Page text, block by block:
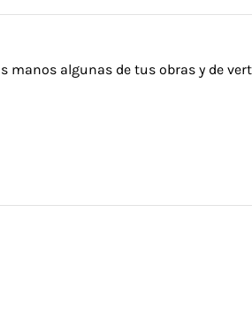
manos algunas de tus obras y de